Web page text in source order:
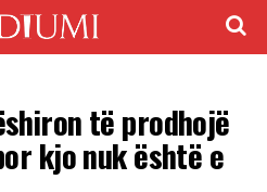
të prodhojë
kjo nuk është e